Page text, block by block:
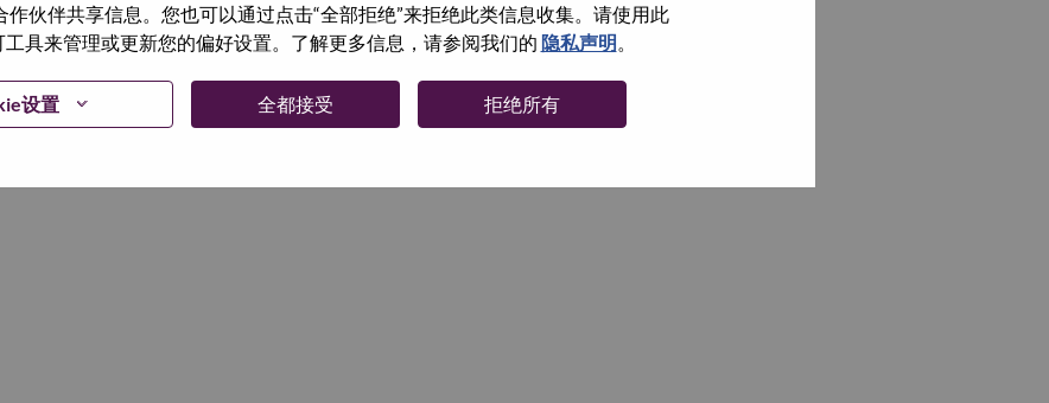
作伙伴共享信息。您也可以通过点击“全部拒绝”来拒绝此类信息收集。请使用此
工具来管理或更新您的偏好设置。了解更多信息，请参阅我们的 隐私声明
设置 全都接受 拒绝所有